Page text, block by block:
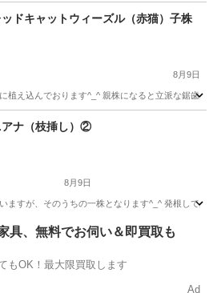
ドキャットウィーズル（赤猫）子株
8月9日
植え込んでおります^_^ 親株になると立派な鋸歯
その他 アガベ
アナ（枝挿し）②
8月9日
ますが、そのうちの一株となります^_^ 発根して
その他
具、無料でお伺い＆即買取も
もOK！最大限買取します
Ad